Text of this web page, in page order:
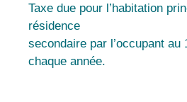
Taxe due pour l’habitation
résidence
secondaire par l’occupant au
chaque année.